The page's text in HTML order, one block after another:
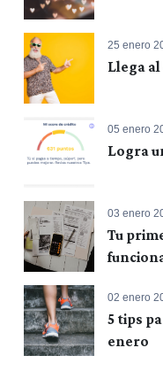
25 enero
Llega
05 enero
Logra
03 enero
Tu
02 enero
5 tips
enero